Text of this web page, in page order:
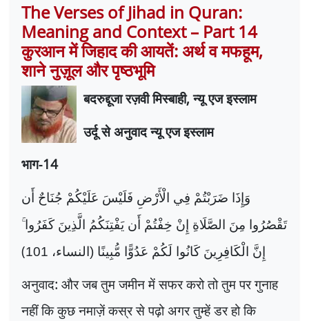
The Verses of Jihad in Quran:
Meaning and Context – Part 14
कुरआन में जिहाद की आयतें: अर्थ व मफहूम,
शाने नुज़ूल और पृष्ठभूमि
बदरुद्दूजा रज़वी मिस्बाही,न्यू एज इस्लाम
उर्दू से अनुवाद न्यू एज इस्लाम
भाग-14
وَإِذَا ضَرَبْتُمْ فِي الْأَرْضِ فَلَيْسَ عَلَيْكُمْ جُنَاحٌ أَن
تَقْصُرُوا مِنَ الصَّلَاةِ إِنْ خِفْتُمْ أَن يَفْتِنَكُمُ الَّذِينَ كَفَرُوا ۚ
إِنَّ الْكَافِرِينَ كَانُوا لَكُمْ عَدُوًّا مُّبِينًا (النساء، 101
(
अनुवाद: और जब तुम जमीन में सफर करो तो तुम पर गुनाह
नहीं कि कुछ नमाज़ें कस्र से पढ़ो अगर तुम्हें डर हो कि